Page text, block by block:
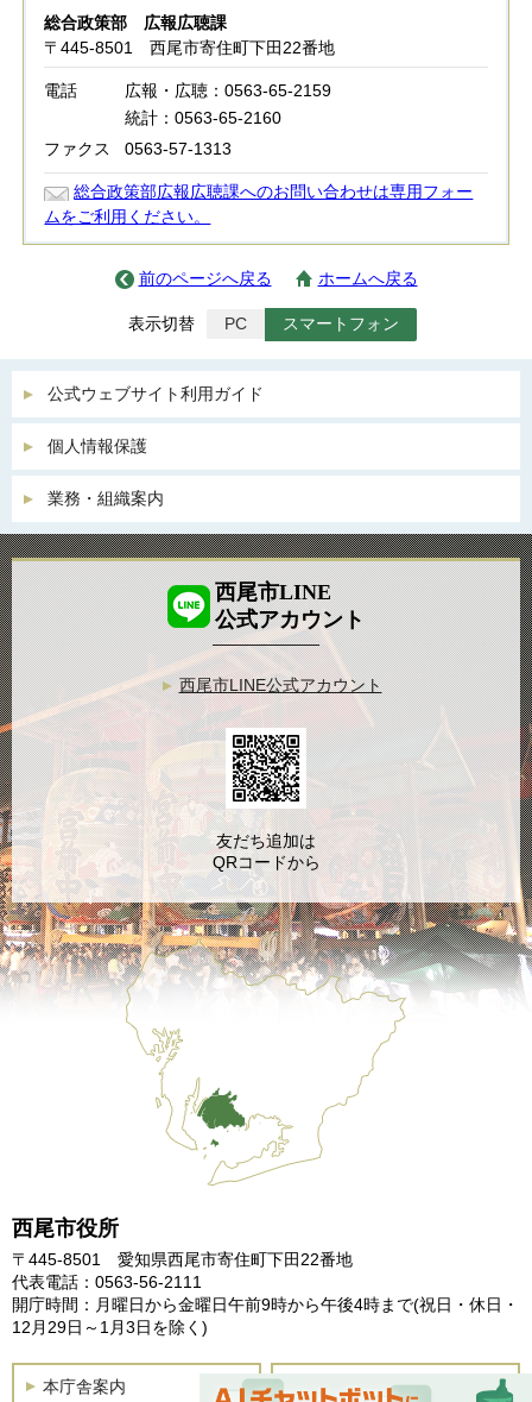
総合政策部 広報広聴課
〒445-8501 西尾市寄住町下田22番地
電話
広報・広聴：0563-65-2159
統計：0563-65-2160
ファクス
0563-57-1313
総合政策部広報広聴課へのお問い合わせは専用フォー
ムをご利用ください。
前のページへ戻る ホームへ戻る
表示切替 PC スマートフォン
公式ウェブサイト利用ガイド
個人情報保護
業務・組織案内
西尾市役所
〒445-8501 愛知県西尾市寄住町下田22番地
代表電話：0563-56-2111
開庁時間：月曜日から金曜日午前9時から午後4時まで(祝日・休日・
12月29日～1月3日を除く)
本庁舎案内 土曜開庁
西尾市LINE
公式アカウント
西尾市LINE公式アカウント
友だち追加は
QRコードから